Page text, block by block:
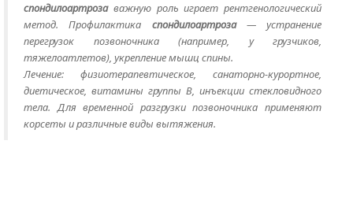
спондилоартрозаважную роль играет рентгенологический
метод. Профилактика спондилоартроза— устранение
перегрузок позвоночника (например, у грузчиков,
тяжелоатлетов), укрепление мышц спины.
Лечение: физиотерапевтическое, санаторно-курортное,
диетическое, витамины группы В, инъекции стекловидного
тела. Для временной разгрузки позвоночника применяют
корсеты и различные виды вытяжения.